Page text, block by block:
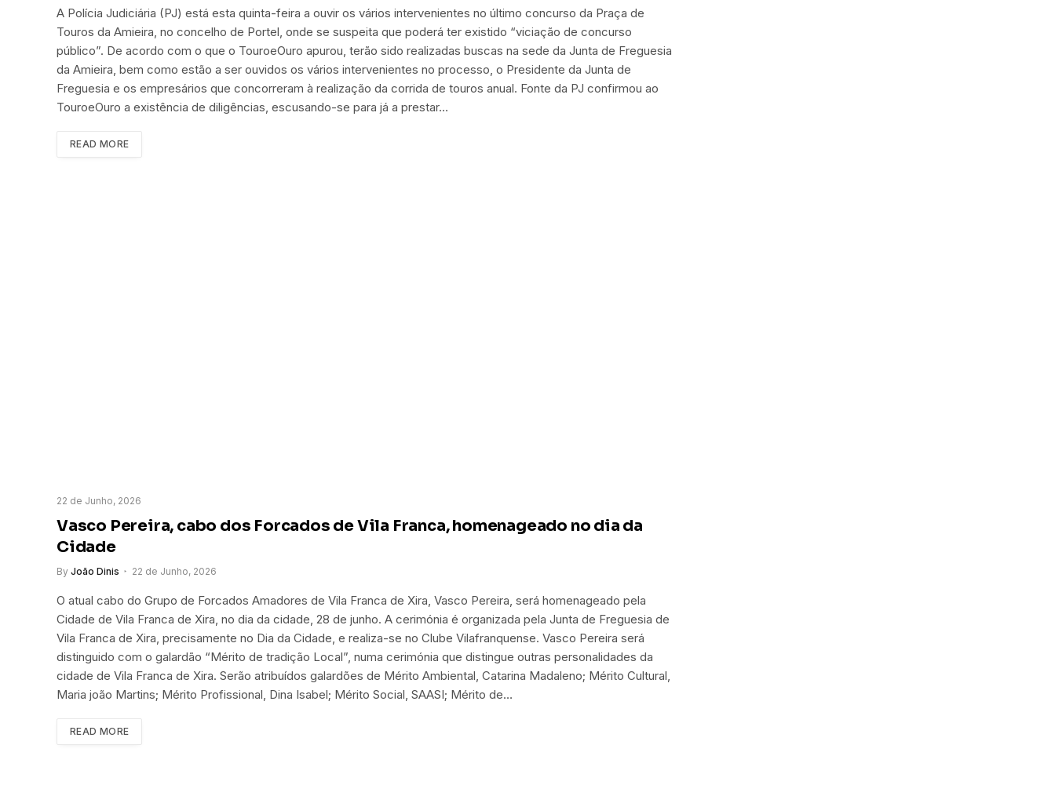
A Polícia Judiciária (PJ) está esta quinta-feira a ouvir os vários intervenientes no último concurso da Praça de
Touros da Amieira, no concelho de Portel, onde se suspeita que poderá ter existido “viciação de concurso
público”. De acordo com o que o TouroeOuro apurou, terão sido realizadas buscas na sede da Junta de Freguesia
da Amieira, bem como estão a ser ouvidos os vários intervenientes no processo, o Presidente da Junta de
Freguesia e os empresários que concorreram à realização da corrida de touros anual. Fonte da PJ confirmou ao
TouroeOuro a existência de diligências, escusando-se para já a prestar…
READ MORE
22 de Junho, 2026
Vasco Pereira, cabo dos Forcados de Vila Franca, homenageado no dia da
Cidade
By João Dinis 22 de Junho, 2026
O atual cabo do Grupo de Forcados Amadores de Vila Franca de Xira, Vasco Pereira, será homenageado pela
Cidade de Vila Franca de Xira, no dia da cidade, 28 de junho. A cerimónia é organizada pela Junta de Freguesia de
Vila Franca de Xira, precisamente no Dia da Cidade, e realiza-se no Clube Vilafranquense. Vasco Pereira será
distinguido com o galardão “Mérito de tradição Local”, numa cerimónia que distingue outras personalidades da
cidade de Vila Franca de Xira. Serão atribuídos galardões de Mérito Ambiental, Catarina Madaleno; Mérito Cultural,
Maria joão Martins; Mérito Profissional, Dina Isabel; Mérito Social, SAASI; Mérito de…
READ MORE